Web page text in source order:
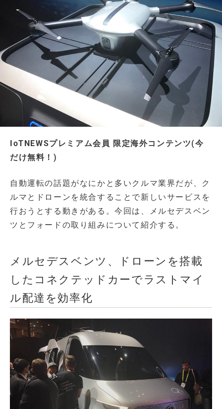
IoTNEWSプレミアム会員 限定海外コンテンツ(今
だけ無料！)
自動運転の話題がなにかと多いクルマ業界だが、ク
ルマとドローンを統合することで新しいサービスを
行おうとする動きがある。今回は、メルセデスベン
ツとフォードの取り組みについて紹介する。
メルセデスベンツ、ドローンを搭載
したコネクテッドカーでラストマイ
ル配達を効率化